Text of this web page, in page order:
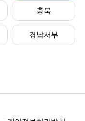
충북
경남서부